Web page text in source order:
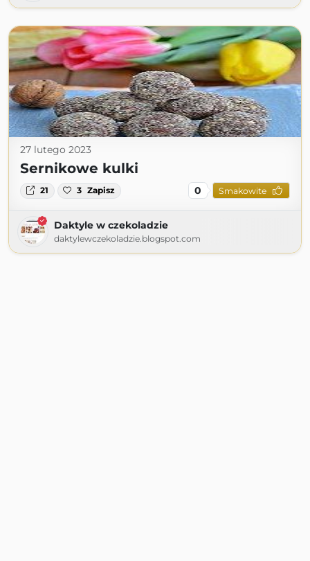
27 lutego 2023
Sernikowe kulki
21 3 Zapisz 0 Smakowite
Daktyle w czekoladzie
daktylewczekoladzie.blogspot.com